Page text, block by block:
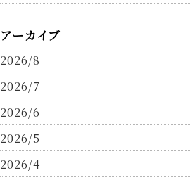
アーカイブ
2026/8
2026/7
2026/6
2026/5
2026/4